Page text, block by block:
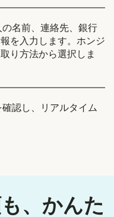
の名前、連絡先、銀行
を入力します。ホンジ
り方法から選択しま
認し、リアルタイム
、かんた